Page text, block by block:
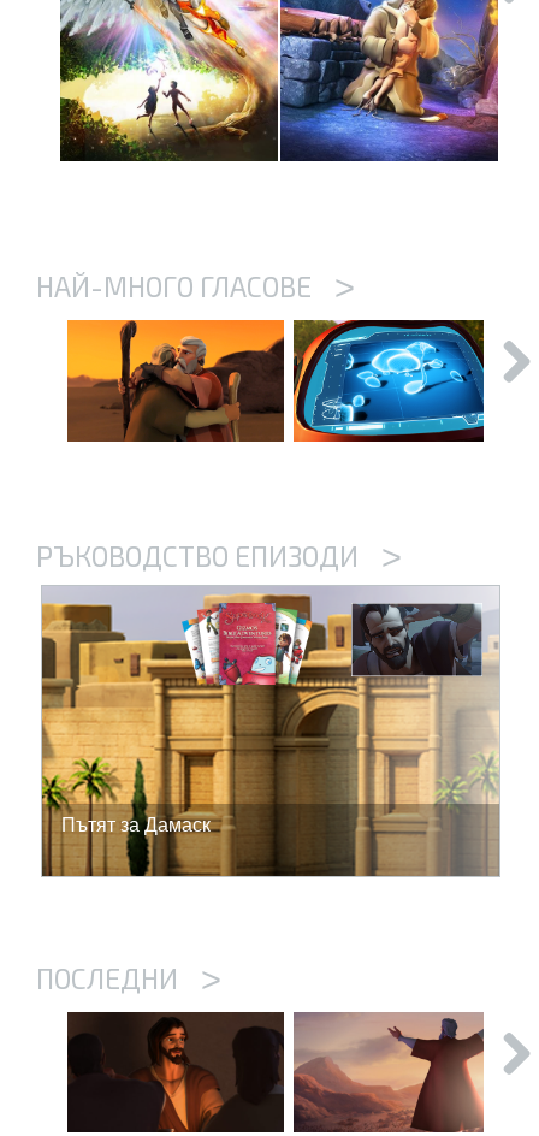
НАЙ-МНОГО ГЛАСОВЕ >
РЪКОВОДСТВО ЕПИЗОДИ >
Пътят за Дамаск
ПОСЛЕДНИ >